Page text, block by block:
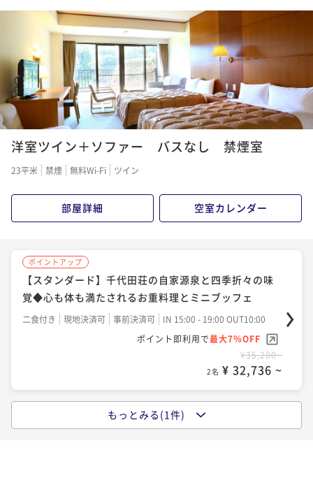
の朝食と自家源泉の温泉を満喫
朝食付き 事前決済可
IN 15:00 - 19:00 OUT10:00
ポイント即利用で最大7％OFF
¥28,600~
2名 ¥ 26,598 ~
ポイントアップ
【早期割60】通常価格より最大15%お得！自家源泉と
四季折々の味覚◆旬の恵みのお重料理とミニブッフェ
ポイント即利用で最大7％OFF
¥29,920~
ポイントアップ
【スタンダード】千代田荘の自家源泉と四季折々の味
覚◆心も体も満たされるお重料理とミニブッフェ
事前決済可
IN 15:00 - 19:00 OUT10:00
最大17％OFF
¥35,200~
2名 ¥ 29,216 ~
12
洋室ツイン＋ソファー バスなし 禁煙室
23平米 禁煙 無料Wi-Fi ツイン
部屋詳細 空室カレンダー
ポイントアップ
【スタンダード】千代田荘の自家源泉と四季折々の味
覚◆心も体も満たされるお重料理とミニブッフェ
二食付き 現地決済可 事前決済可
IN 15:00 - 19:00 OUT10:00
ポイント即利用で最大7％OFF
¥35,200~
2名 ¥ 32,736 ~
【海鮮三昧×贅沢膳】新鮮刺身盛り・海老天ぷら・旨
もっとみる(1件)